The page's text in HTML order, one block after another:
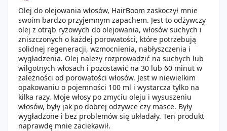
Olej do olejowania włosów, HairBoom zaskoczył mnie
swoim bardzo przyjemnym zapachem. Jest to odżywczy
olej z otrąb ryżowych do olejowania, włosów suchych i
zniszczonych o każdej porowatości, które potrzebują
solidnej regeneracji, wzmocnienia, nabłyszczenia i
wygładzenia. Olej należy rozprowadzić na suchych lub
wilgotnych włosach i pozostawić na 30 lub 60 minut w
zależności od porowatości włosów. Jest w niewielkim
opakowaniu o pojemności 100 ml i wystarcza tylko na
kilka razy. Moje włosy po zmyciu oleju i wysuszeniu
włosów, były jak po dobrej odzywce czy masce. Były
wygładzone i bez problemów się układały. Ten produkt
naprawdę mnie zaciekawił.